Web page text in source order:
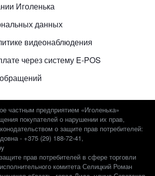
Иголенька
данных
видеонаблюдения
через систему E-POS
частным предприятием «Иголенька»
покупателей о нарушении их прав,
о защите прав потребителей:
- +375 (29) 188-72-41,
прав потребителей в сфере торговли
комитета Селицкий Роман